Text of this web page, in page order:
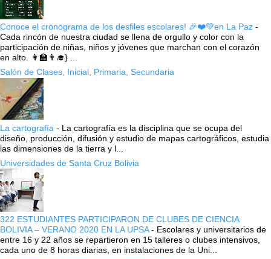
Conoce el cronograma de los desfiles escolares! 🎉❤️💚en La Paz -
Cada rincón de nuestra ciudad se llena de orgullo y color con la
participación de niñas, niños y jóvenes que marchan con el corazón
en alto. 👩‍🏫👨‍🎓} ...
Salón de Clases, Inicial, Primaria, Secundaria
La cartografía - La cartografía es la disciplina que se ocupa del
diseño, producción, difusión y estudio de mapas cartográficos, estudia
las dimensiones de la tierra y l...
Universidades de Santa Cruz Bolivia
322 ESTUDIANTES PARTICIPARON DE CLUBES DE CIENCIA
BOLIVIA – VERANO 2020 EN LA UPSA- Escolares y universitarios de
entre 16 y 22 años se repartieron en 15 talleres o clubes intensivos,
cada uno de 8 horas diarias, en instalaciones de la Uni...